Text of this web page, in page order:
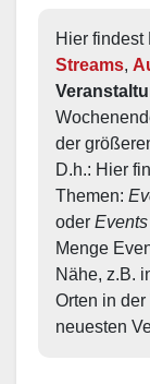
Hier findest
Streams,
der
D.h.: Hier
Themen:
oder
Menge
Nähe, z.B.
Orten in
neuesten